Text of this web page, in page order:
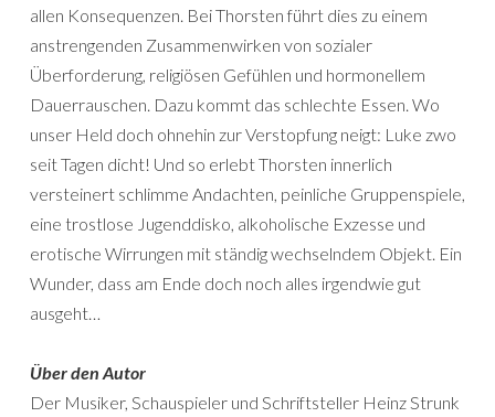
allen Konsequenzen. Bei Thorsten führt dies zu einem
anstrengenden Zusammenwirken von sozialer
Überforderung, religiösen Gefühlen und hormonellem
Dauerrauschen. Dazu kommt das schlechte Essen. Wo
unser Held doch ohnehin zur Verstopfung neigt: Luke zwo
seit Tagen dicht! Und so erlebt Thorsten innerlich
versteinert schlimme Andachten, peinliche Gruppenspiele,
eine trostlose Jugenddisko, alkoholische Exzesse und
erotische Wirrungen mit ständig wechselndem Objekt. Ein
Wunder, dass am Ende doch noch alles irgendwie gut
ausgeht…
Über den Autor
Der Musiker, Schauspieler und Schriftsteller Heinz Strunk